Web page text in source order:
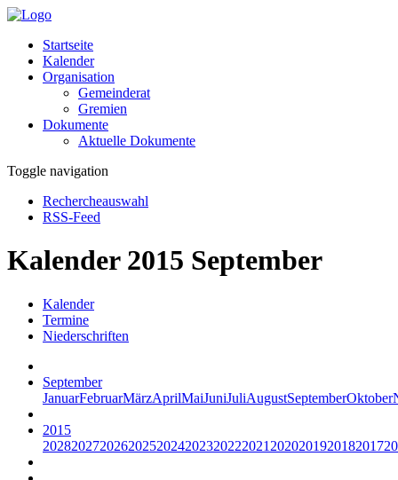
Startseite
Kalender
Organisation
Gemeinderat
Gremien
Dokumente
Aktuelle Dokumente
Toggle navigation
Rechercheauswahl
RSS-Feed
Kalender 2015 September
Kalender
Termine
Niederschriften
September
JanuarFebruarMärzAprilMaiJuniJuliAugustSeptemberOktober
2015
20282027202620252024202320222021 2020201920182017